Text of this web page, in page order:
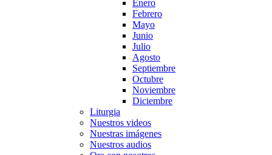
Enero
Febrero
Mayo
Junio
Julio
Agosto
Septiembre
Octubre
Noviembre
Diciembre
Liturgia
Nuestros videos
Nuestras imágenes
Nuestros audios